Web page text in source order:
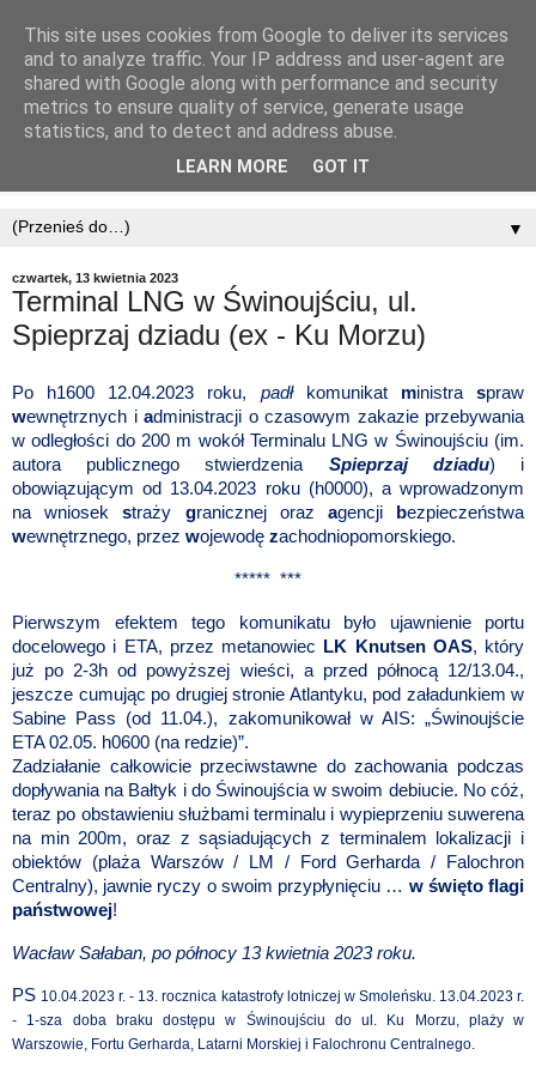
▼
czwartek, 13 kwietnia 2023
Terminal LNG w Świnoujściu, ul.
Spieprzaj dziadu (ex - Ku Morzu)
Po h1600 12.04.2023 roku, padłkomunikat ministraspraw
wewnętrznych i administracji o czasowym zakazie przebywania
w odległości do 200 m wokół Terminalu LNG w Świnoujściu (im.
autora publicznego stwierdzenia Spieprzaj dziadu) i
obowiązującym od 13.04.2023 roku (h0000), a wprowadzonym
na wniosekstraży granicznej oraz agencji bezpieczeństwa
wewnętrznego, przez wojewodę zachodniopomorskiego.
***** ***
Pierwszym efektem tego komunikatu było ujawnienie portu
docelowego i ETA, przez metanowiec
LK Knutsen OAS, który
już po 2-3h od powyższej wieści, a przed północą 12/13.04.,
jeszcze cumując po drugiej stronie Atlantyku, pod załadunkiem w
Sabine Pass (od 11.04.), zakomunikował w AIS: „Świnoujście
ETA 02.05. h0600 (na redzie)”.
Zadziałanie całkowicie przeciwstawne do zachowania podczas
dopływania na Bałtyk i do Świnoujścia w swoim debiucie. No cóż,
teraz po obstawieniu służbami terminalu i wypieprzeniu suwerena
na min 200m, oraz z sąsiadujących z terminalem lokalizacji i
obiektów (plaża Warszów / LM / Ford Gerharda / Falochron
Centralny), jawnie ryczy o swoim przypłynięciu … w święto flagi
państwowej!
Wacław Sałaban, po północy 13 kwietnia 2023 roku.
PS 10.04.2023 r. - 13. rocznica katastrofy lotniczej w Smoleńsku. 13.04.2023 r.
- 1-sza doba braku dostępu w Świnoujściu do ul. Ku Morzu, plaży w
Warszowie, Fortu Gerharda, Latarni Morskiej i Falochronu Centralnego.
This site uses cookies from Google to deliver its services
and to analyze traffic. Your IP address and user-agent are
shared with Google along with performance and security
metrics to ensure quality of service, generate usage
statistics, and to detect and address abuse.
LEARN MORE GOT IT